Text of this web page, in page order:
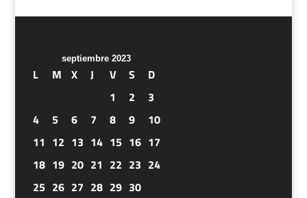
septiembre 2023
L M X J V S
D
1
2
3
4
5 6 7 8 9
10
11 12 13 14 15 16 17
18 19 20 21 22 23 24
25 26 27 28 29 30